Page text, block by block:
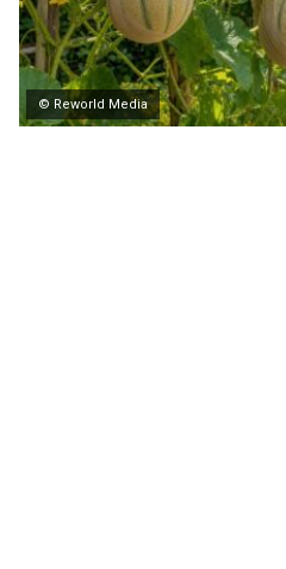
© Reworld Media